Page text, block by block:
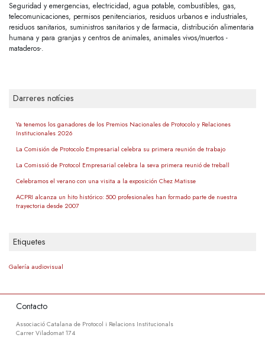
Seguridad y emergencias, electricidad, agua potable, combustibles, gas,
telecomunicaciones, permisos penitenciarios, residuos urbanos e industriales,
residuos sanitarios, suministros sanitarios y de farmacia, distribución alimentaria
humana y para granjas y centros de animales, animales vivos/muertos -
mataderos-.
Darreres notícies
Ya tenemos los ganadores de los Premios Nacionales de Protocolo y Relaciones
Institucionales 2026
La Comisión de Protocolo Empresarial celebra su primera reunión de trabajo
La Comissió de Protocol Empresarial celebra la seva primera reunió de treball
Celebramos el verano con una visita a la exposición Chez Matisse
ACPRI alcanza un hito histórico: 500 profesionales han formado parte de nuestra
trayectoria desde 2007
Etiquetes
Galería audiovisual
Contacto
Associació Catalana de Protocol i Relacions Institucionals
Carrer Viladomat 174